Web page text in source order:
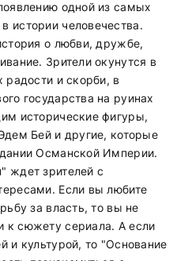
одной из самых
истории человечества.
о любви, дружбе,
Зрители окунутся в
радости и скорби, в
государства на руинах
исторические фигуры,
Бей и другие, которые
Османской Империи.
ждет зрителей с
Если вы любите
за власть, то вы не
к сюжету сериала. А если
и культурой, то "Основание